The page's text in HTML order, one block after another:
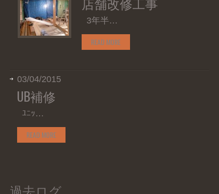
3年半…
READ MORE
03/04/2015
UB補修
ﾕﾆｯ…
READ MORE